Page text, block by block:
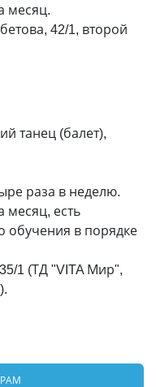
месяц.
42/1, второй
танец (балет),
раза в неделю.
месяц, есть
обучения в порядке
1 (ТД "VITA Мир",